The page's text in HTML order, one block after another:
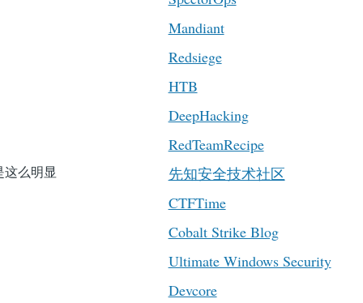
这么明显
Mandiant
Redsiege
HTB
DeepHacking
RedTeamRecipe
先知安全技术社区
CTFTime
Cobalt Strike Blog
Ultimate Windows Security
Devcore